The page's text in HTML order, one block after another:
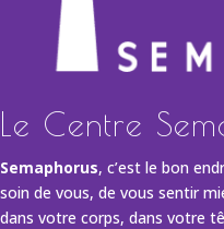
Le Centre
Semaphorus, c’est le bon
soin de vous, de vous sentir
dans votre corps, dans votre